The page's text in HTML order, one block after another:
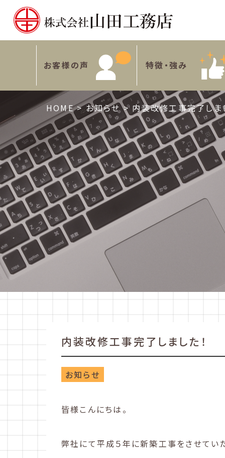
お客様の声 特徴・強み
HOME>お知らせ> 内装改修工事完了しま
内装改修工事完了しました！
お知らせ
皆様こんにちは。
弊社にて平成５年に新築工事をさせてい